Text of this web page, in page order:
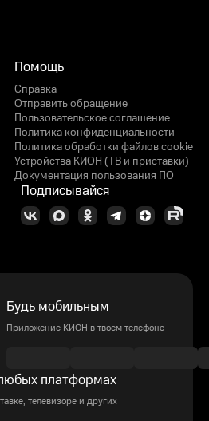
Помощь
Справка
Отправить обращение
Пользовательское соглашение
Политика конфиденциальности
Политика обработки файлов cookie
Устройства КИОН (ТВ и приставки)
Документация пользования ПО
Подписывайся
Будь мобильным
Приложение КИОН в твоем телефоне
платформах
телевизоре и других